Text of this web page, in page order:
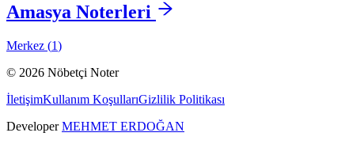
Amasya Noterleri
Merkez (1)
© 2026 Nöbetçi Noter
İletişimKullanım KoşullarıGizlilik Politikası
DeveloperMEHMET ERDOĞAN